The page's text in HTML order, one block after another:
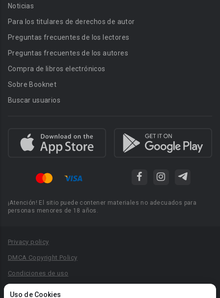
Uso de Cookies
Noticias
Para los titulares de derechos de autor
Preguntas frecuentes de los lectores
Preguntas frecuentes de los autores
Compra de libros electrónicos
Sobre Booknet
Buscar usuarios
¡Atención! El sitio puede contener materiales no adecuados para
personas menores de 18 años.
Privacy policy
DMCA Copyright Policy
Condiciones de uso